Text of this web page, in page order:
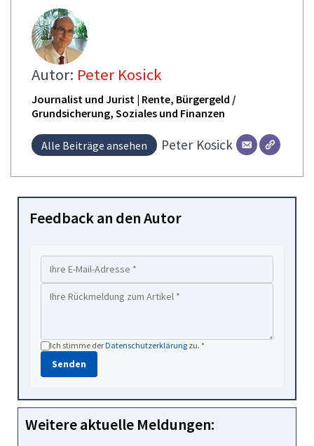
Autor: Peter Kosick
Journalist und Jurist | Rente, Bürgergeld /
Grundsicherung, Soziales und Finanzen
Alle Beiträge ansehen Peter Kosick
Feedback an den Autor
Ich stimme derDatenschutzerklärung zu. *
Senden
Weitere aktuelle Meldungen: